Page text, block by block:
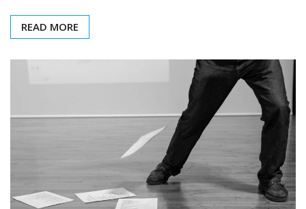
READ MORE